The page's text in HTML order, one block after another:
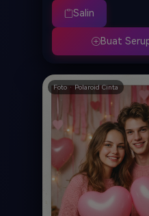
hati tergantung di
turun lembut dan lampu
gerakan lambat
Salin
Buat
Foto · Polaroid Cinta